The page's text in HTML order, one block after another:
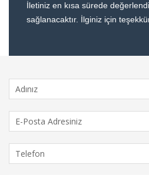
İletiniz en kısa sürede
sağlanacaktır. İlginiz için